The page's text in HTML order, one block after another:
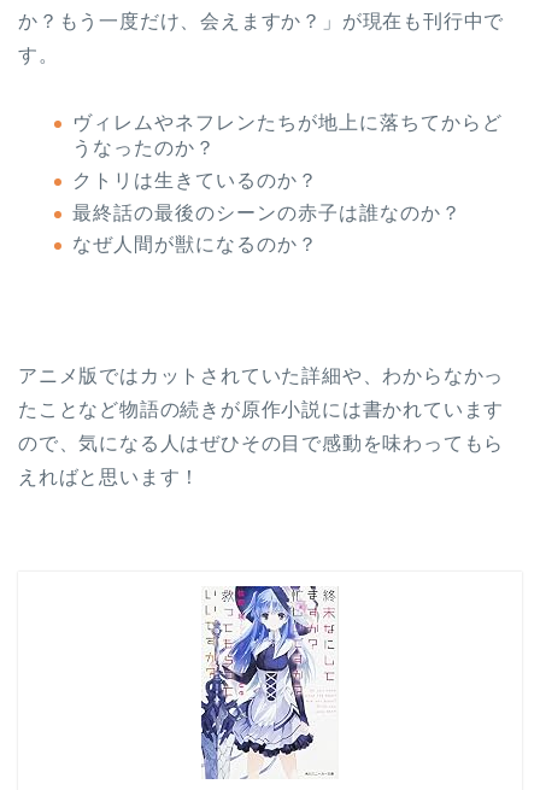
か？もう一度だけ、会えますか？」が現在も刊行中で
す。
ヴィレムやネフレンたちが地上に落ちてからど
うなったのか？
クトリは生きているのか？
最終話の最後のシーンの赤子は誰なのか？
なぜ人間が獣になるのか？
アニメ版ではカットされていた詳細や、わからなかっ
たことなど物語の続きが原作小説には書かれています
ので、気になる人はぜひその目で感動を味わってもら
えればと思います！